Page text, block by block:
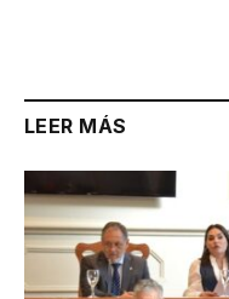
LEER MÁS